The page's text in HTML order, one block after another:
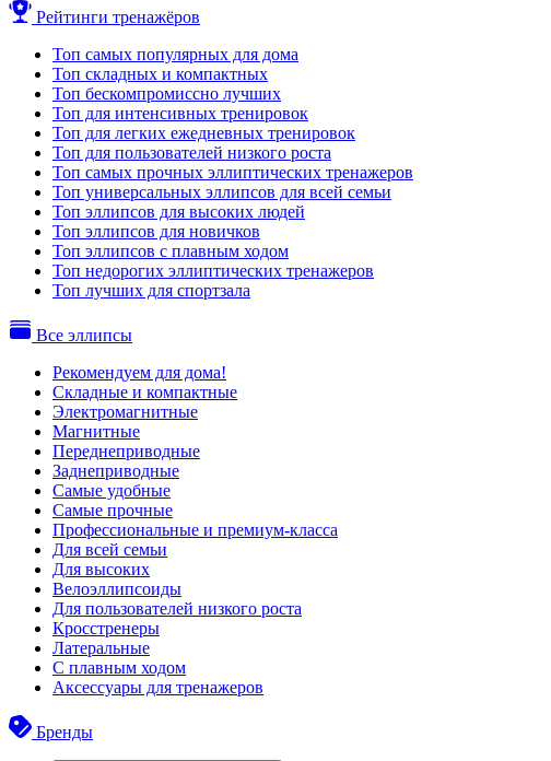
Рейтинги тренажёров
Топ самых популярных для дома
Топ складных и компактных
Топ бескомпромиссно лучших
Топ для интенсивных тренировок
Топ для легких ежедневных тренировок
Топ для пользователей низкого роста
Топ самых прочных эллиптических тренажеров
Топ универсальных эллипсов для всей семьи
Топ эллипсов для высоких людей
Топ эллипсов для новичков
Топ эллипсов с плавным ходом
Топ недорогих эллиптических тренажеров
Топ лучших для спортзала
Все эллипсы
Рекомендуем для дома!
Складные и компактные
Электромагнитные
Магнитные
Переднеприводные
Заднеприводные
Самые удобные
Самые прочные
Профессиональные и премиум-класса
Для всей семьи
Для высоких
Велоэллипсоиды
Для пользователей низкого роста
Кросстренеры
Латеральные
С плавным ходом
Аксессуары для тренажеров
Бренды